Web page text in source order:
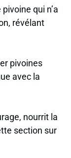
qui n’a
révélant
pivoines
avec la
nourrit la
section sur